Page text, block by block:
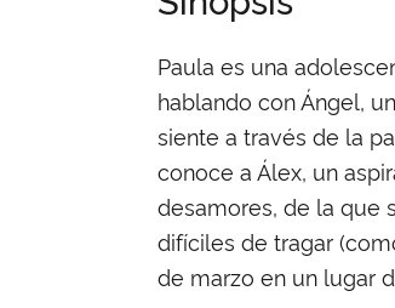
Paula es una
hablando con Ángel,
siente a través de la
conoce a Álex, un
desamores, de la que
difíciles de tragar
de marzo en un lugar